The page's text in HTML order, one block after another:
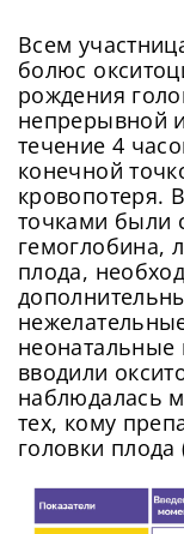
Всем
болюс
рождения
непрерывной
течение 4
конечной
кровопотеря.
точками были
гемоглобина,
плода,
вводили
наблюдалась
тех, кому
головки плода